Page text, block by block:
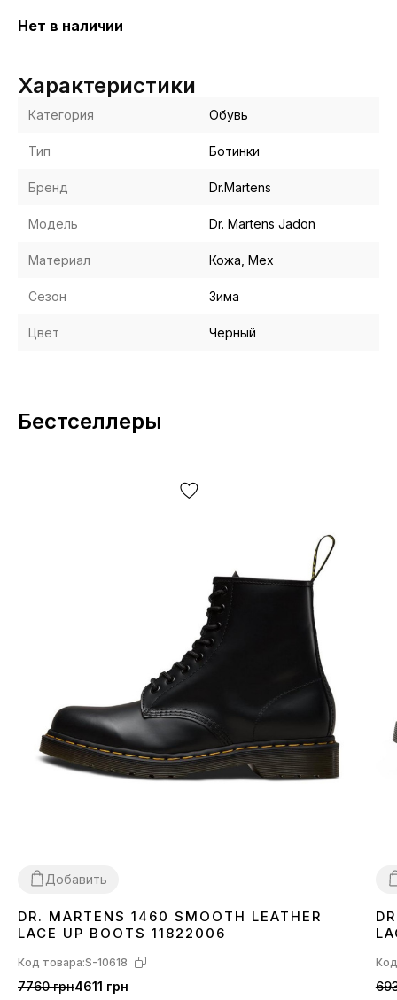
Нет в наличии
Характеристики
Категория Обувь
Тип Ботинки
Бренд Dr.Martens
Модель Dr. Martens Jadon
Материал Кожа, Мех
Сезон Зима
Цвет Черный
Бестселлеры
Добавить
36 373840 424344 45
DR. MARTENS 1460 SMOOTH LEATHER
LACE UP BOOTS 11822006
Код товара:S-10618
7760 грн4611 грн